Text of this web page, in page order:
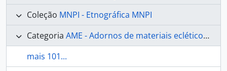
Coleção MNPI - Etnográfica MNPI
Categoria AME - Adornos de materiais ecléticos, indumentária e toucador
mais 101...